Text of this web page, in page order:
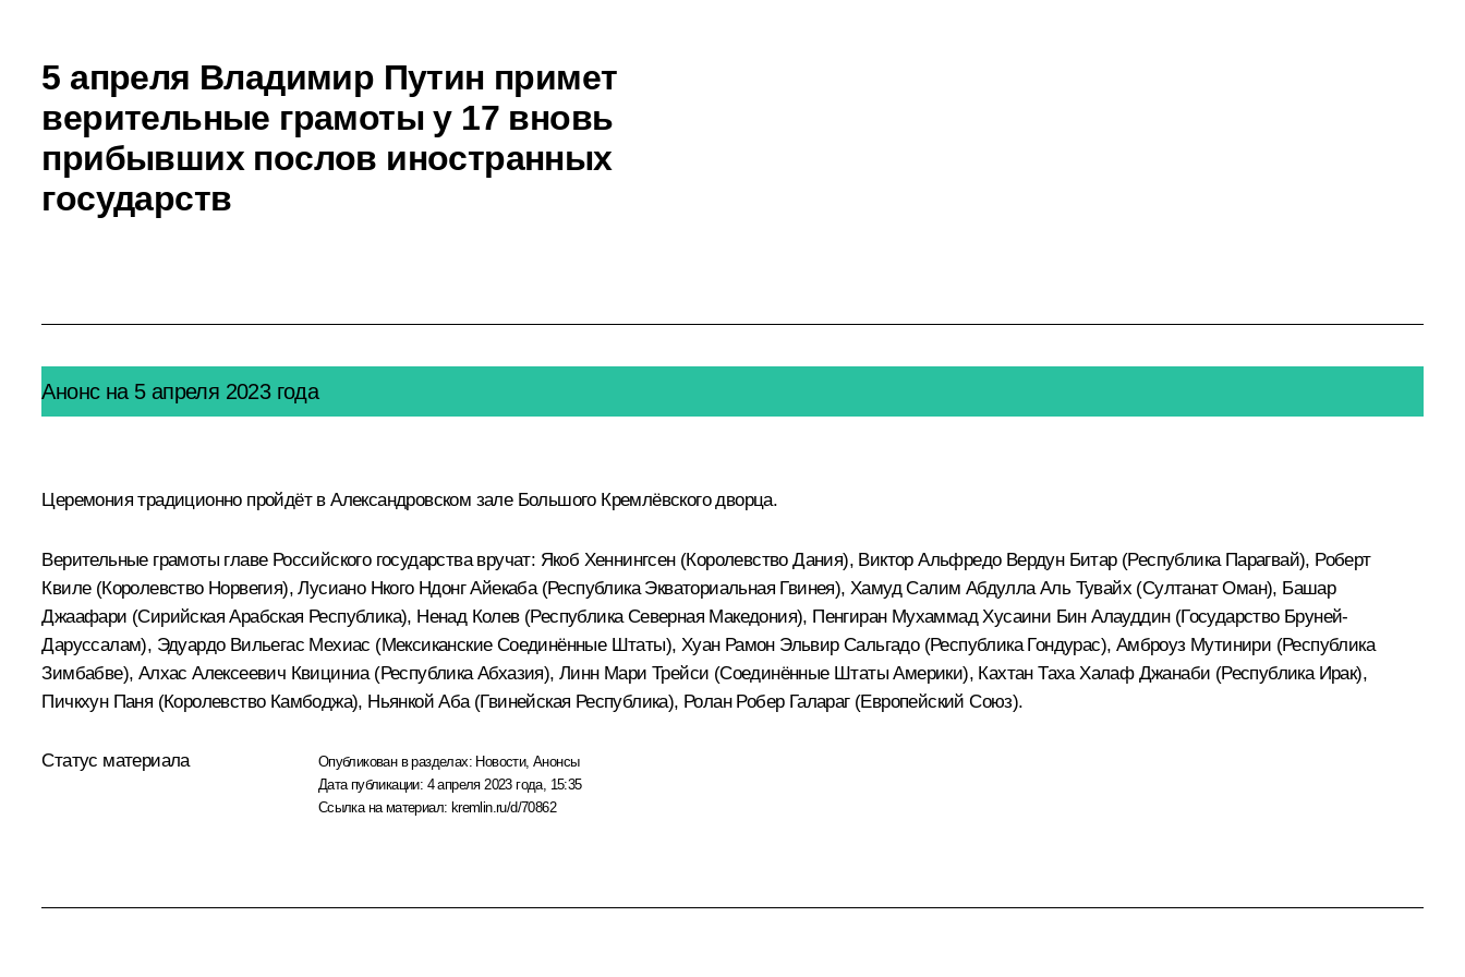
5 апреля Владимир Путин примет
верительные грамоты у 17 вновь
прибывших послов иностранных
государств
Анонс на 5 апреля 2023 года
Церемония традиционно пройдёт в Александровском зале Большого Кремлёвского дворца.
Верительные грамоты главе Российского государства вручат: Якоб Хеннингсен (Королевство Дания), Виктор Альфредо Вердун Битар (Республика Парагвай), Роберт
Квиле (Королевство Норвегия), Лусиано Нкого Ндонг Айекаба (Республика Экваториальная Гвинея), Хамуд Салим Абдулла Аль Тувайх (Султанат Оман), Башар
Джаафари (Сирийская Арабская Республика), Ненад Колев (Республика Северная Македония), Пенгиран Мухаммад Хусаини Бин Алауддин (Государство Бруней-
Даруссалам), Эдуардо Вильегас Мехиас (Мексиканские Соединённые Штаты), Хуан Рамон Эльвир Сальгадо (Республика Гондурас), Амброуз Мутинири (Республика
Зимбабве), Алхас Алексеевич Квициниа (Республика Абхазия), Линн Мари Трейси (Соединённые Штаты Америки), Кахтан Таха Халаф Джанаби (Республика Ирак),
Пичкхун Паня (Королевство Камбоджа), Ньянкой Аба (Гвинейская Республика), Ролан Робер Галараг (Европейский Союз).
Статус материала Опубликован в разделах: Новости,Анонсы
Дата публикации: 4 апреля 2023 года, 15:35
Ссылка на материал: kremlin.ru/d/70862